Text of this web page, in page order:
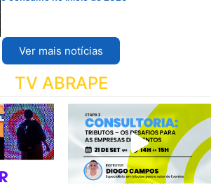
Ver mais notícias
TV ABRAPE